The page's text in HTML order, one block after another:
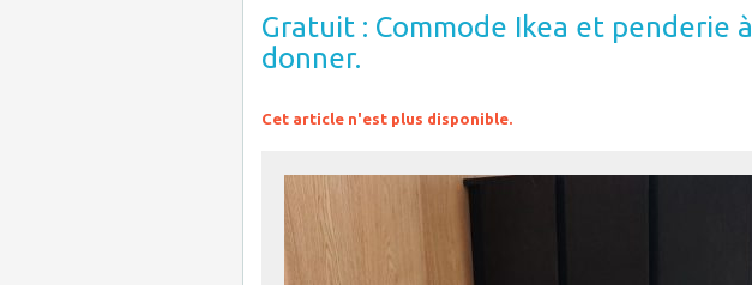
Gratuit : Commode Ikea et penderie à
donner.
Cet article n'est plus disponible.